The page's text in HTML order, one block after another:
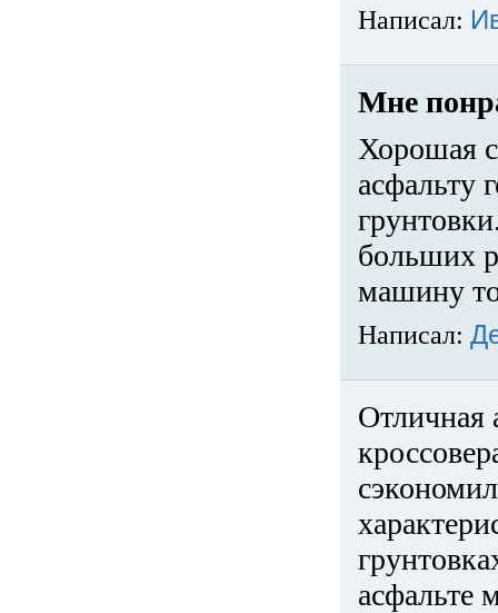
Написал:
Мне
Хорошая
асфальту
больших
машину
Написал:
Отличная
асфальте